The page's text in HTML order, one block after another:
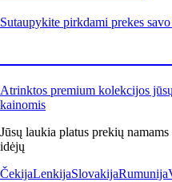
Sutaupykite pirkdami prekes
Atrinktos premium kolekcijos
kainomis
Jūsų laukia platus prekių
idėjų
ČekijaLenkijaSlovakijaRumunija